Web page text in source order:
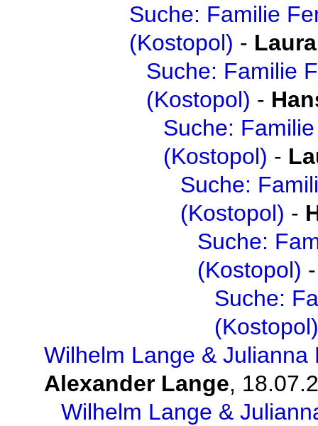
Suche: Familie
(Kostopol) -
Suche: Familie
(Kostopol) -
Suche:
(Kostopol) -
Suche:
(Kostopol) -
Suche:
(Kostopol)
Suche:
(Kostopol)
Wilhelm Lange &
Alexander Lange,
Wilhelm Lange &